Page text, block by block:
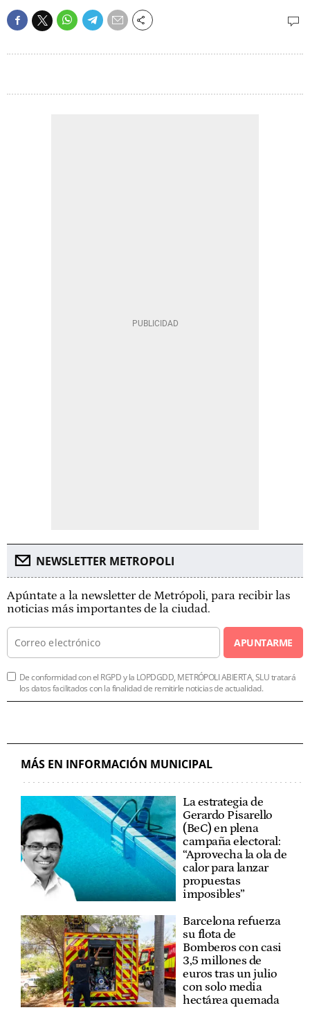
NEWSLETTER METROPOLI
Apúntate a la newsletter de Metrópoli, para recibir las
noticias más importantes de la ciudad.
APUNTARME
De conformidad con el RGPD y la LOPDGDD, METRÓPOLI ABIERTA, SLU tratará
los datos facilitados con la finalidad de remitirle noticias de actualidad.
MÁS EN INFORMACIÓN MUNICIPAL
La estrategia de
Gerardo Pisarello
(BeC) en plena
campaña electoral:
“Aprovecha la ola de
calor para lanzar
propuestas
imposibles”
Barcelona refuerza
su flota de
Bomberos con casi
3,5 millones de
euros tras un julio
con solo media
hectárea quemada